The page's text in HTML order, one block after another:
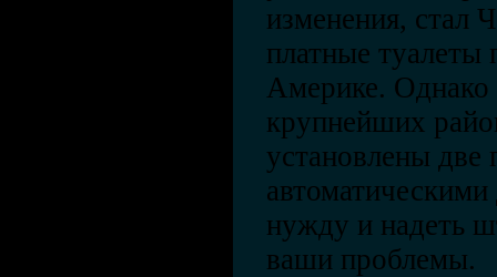
изменения, стал
платные туалеты
Америке. Однако
крупнейших
установлены две
нужду и надеть
ваши проблемы.